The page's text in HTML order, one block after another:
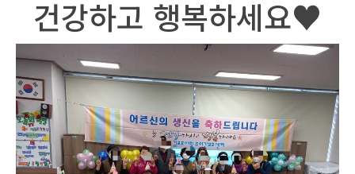
건강하고 행복하세요♥